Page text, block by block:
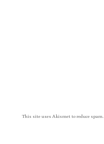
This site uses Akismet to reduce spam.